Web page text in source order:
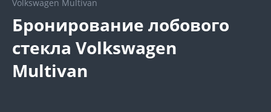
Volkswagen Multivan
Бронирование лобового
стекла Volkswagen
Multivan